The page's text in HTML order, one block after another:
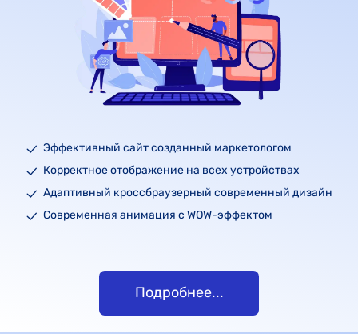
Эффективный сайт созданный маркетологом
Корректное отображение на всех устройствах
Адаптивный кроссбраузерный современный дизайн
Современная анимация с WOW-эффектом
Подробнее...